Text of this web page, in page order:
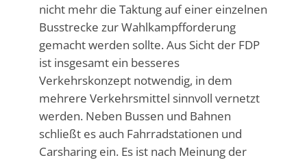
nicht mehr die Taktung auf einer einzelnen
Busstrecke zur Wahlkampfforderung
gemacht werden sollte. Aus Sicht der FDP
ist insgesamt ein besseres
Verkehrskonzept notwendig, in dem
mehrere Verkehrsmittel sinnvoll vernetzt
werden. Neben Bussen und Bahnen
schließt es auch Fahrradstationen und
Carsharing ein. Es ist nach Meinung der